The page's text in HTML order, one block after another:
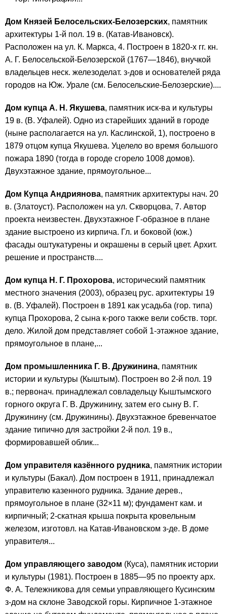
Дом Князей Белосельских-Белозерских, памятник
архитектуры 1-й пол. 19 в. (Катав-Ивановск).
Расположен на ул. К. Маркса, 4. Построен в 1820-х гг. кн.
А. Г. Белосельской-Белозерской (1767—1846), внучкой
владельцев неск. железоделат. з-дов и основателей ряда
городов на Юж. Урале (см. Белосельские-Белозерские)....
Дом купца А. Н. Якушева, памятник иск-ва и культуры
19 в. (В. Уфалей). Одно из старейших зданий в городе
(ныне располагается на ул. Каслинской, 1), построено в
1879 отцом купца Якушева. Уцелело во время большого
пожара 1890 (тогда в городе сгорело 1008 домов).
Двухэтажное здание, прямоугольное...
Дом Купца Андриянова, памятник архитектуры нач. 20
в. (Златоуст). Расположен на ул. Скворцова, 7. Автор
проекта неизвестен. Двухэтажное Г-образное в плане
здание выстроено из кирпича. Гл. и боковой (юж.)
фасады оштукатурены и окрашены в серый цвет. Архит.
решение и пространств....
Дом купца Н. Г. Прохорова, исторический памятник
местного значения (2003), образец рус. архитектуры 19
в. (В. Уфалей). Построен в 1891 как усадьба (гор. типа)
купца Прохорова, 2 сына к-рого также вели собств. торг.
дело. Жилой дом представляет собой 1-этажное здание,
прямоугольное в плане,...
Дом промышленника Г. В. Дружинина, памятник
истории и культуры (Кыштым). Построен во 2-й пол. 19
в.; первонач. принадлежал совладельцу Кыштымского
горного округа Г. В. Дружинину, затем его сыну В. Г.
Дружинину (см. Дружинины). Двухэтажное бревенчатое
здание типично для застройки 2-й пол. 19 в.,
формировавшей облик...
Дом управителя казённого рудника, памятник истории
и культуры (Бакал). Дом построен в 1911, принадлежал
управителю казенного рудника. Здание дерев.,
прямоугольное в плане (32×11 м); фундамент кам. и
кирпичный; 2-скатная крыша покрыта кровельным
железом, изготовл. на Катав-Ивановском з-де. В доме
управителя...
Дом управляющего заводом (Куса), памятник истории
и культуры (1981). Построен в 1885—95 по проекту арх.
Ф. А. Тележникова для семьи управляющего Кусинским
з-дом на склоне Заводской горы. Кирпичное 1-этажное